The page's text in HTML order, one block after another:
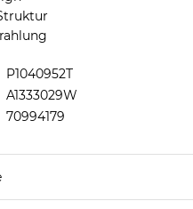
P1040952T
A1333029W
70994179